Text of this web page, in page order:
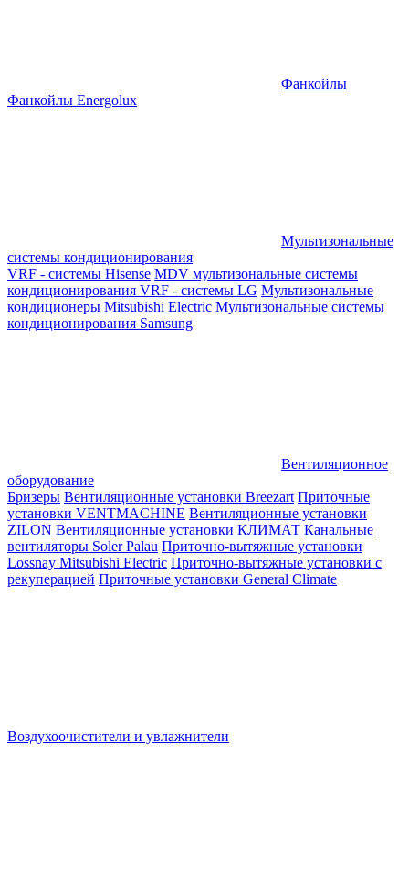
Фанкойлы
Фанкойлы Energolux
Мультизональные
системы кондиционирования
VRF - системы Hisense MDV мультизональные системы
кондиционирования VRF - системы LG Мультизональные
кондиционеры Mitsubishi Electric Мультизональные системы
кондиционирования Samsung
Вентиляционное
оборудование
Бризеры Вентиляционные установки Breezart Приточные
установки VENTMACHINE Вентиляционные установки
ZILON Вентиляционные установки КЛИМАТ Канальные
вентиляторы Soler Palau Приточно-вытяжные установки
Lossnay Mitsubishi Electric Приточно-вытяжные установки с
рекуперацией Приточные установки General Climate
Воздухоочистители и увлажнители